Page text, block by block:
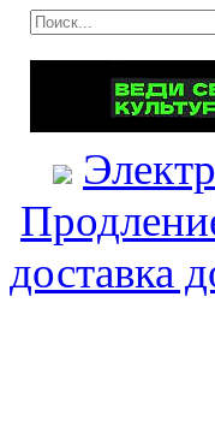
доставка